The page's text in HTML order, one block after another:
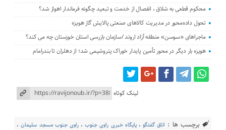
محکوم قطعی به شلاق ، انفصال از خدمت و تبعید چگونه فرماندار اهواز شد؟
تحول داده‌محور در مدیریت کالاهای صنعتی پالایش گاز هویزه
ماجراهای «سوسن» منطقه آزاد اروند /سازمان بازرسی استان خوزستان چه می کند؟
هویزه بار دیگر در محور تأمین پایدار خوراک پتروشیمی شد؛ از دهلران تا بندرامام
لینک کوتاه
برچسب ها : اتاق گفتگو،پایگاه خبری راوی جنوب،راوی جنوب مسجد سلیمان،